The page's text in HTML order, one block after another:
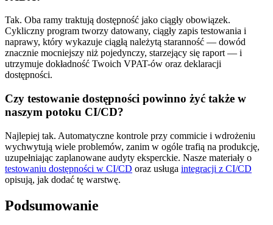
Tak. Oba ramy traktują dostępność jako ciągły obowiązek.
Cykliczny program tworzy datowany, ciągły zapis testowania i
naprawy, który wykazuje ciągłą należytą staranność — dowód
znacznie mocniejszy niż pojedynczy, starzejący się raport — i
utrzymuje dokładność Twoich VPAT-ów oraz deklaracji
dostępności.
Czy testowanie dostępności powinno żyć także w
naszym potoku CI/CD?
Najlepiej tak. Automatyczne kontrole przy commicie i wdrożeniu
wychwytują wiele problemów, zanim w ogóle trafią na produkcję,
uzupełniając zaplanowane audyty eksperckie. Nasze materiały o
testowaniu dostępności w CI/CD oraz usługa integracji z CI/CD
opisują, jak dodać tę warstwę.
Podsumowanie